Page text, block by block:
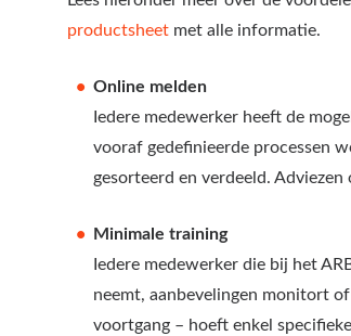
productsheet met alle informatie.
Online melden
Iedere medewerker heeft de
vooraf gedefinieerde processen
gesorteerd en verdeeld.
Minimale training
Iedere medewerker die bij het
neemt, aanbevelingen monitort
voortgang – hoeft enkel